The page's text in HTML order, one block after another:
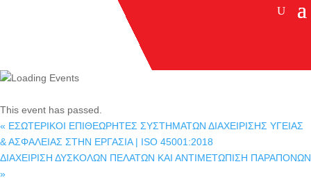
This event has passed.
« ΕΣΩΤΕΡΙΚΟΙ ΕΠΙΘΕΩΡΗΤΕΣ ΣΥΣΤΗΜΑΤΩΝ ΔΙΑΧΕΙΡΙΣΗΣ ΥΓΕΙΑΣ
& ΑΣΦΑΛΕΙΑΣ ΣΤΗΝ ΕΡΓΑΣΙΑ | ISO 45001:2018
ΔΙΑΧΕΙΡΙΣΗ ΔΥΣΚΟΛΩΝ ΠΕΛΑΤΩΝ ΚΑΙ ΑΝΤΙΜΕΤΩΠΙΣΗ ΠΑΡΑΠΟΝΩΝ
»